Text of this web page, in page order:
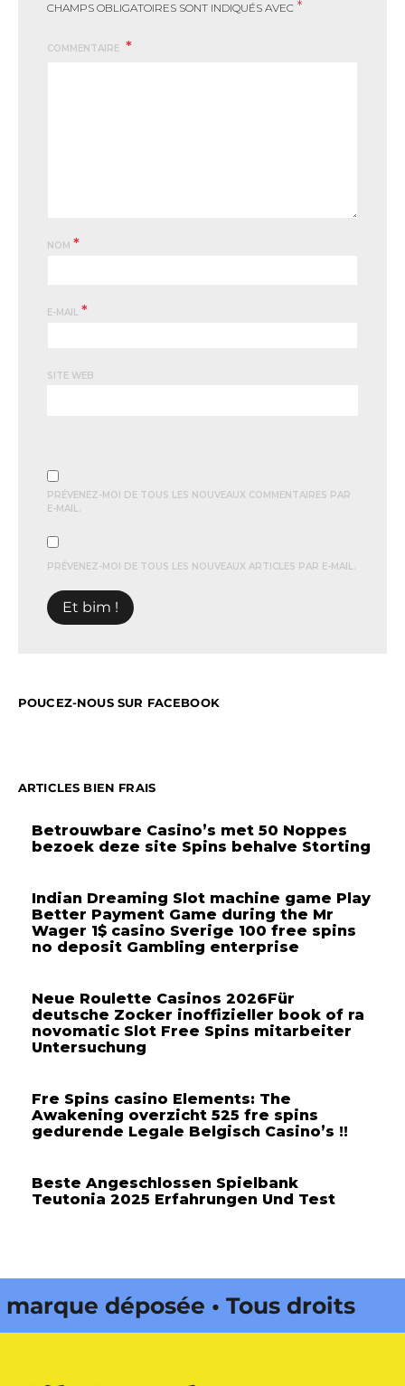
CHAMPS OBLIGATOIRES SONT INDIQUÉS AVEC *
COMMENTAIRE
NOM *
E-MAIL *
SITE WEB
PRÉVENEZ-MOI DE TOUS LES NOUVEAUX COMMENTAIRES PAR
E-MAIL.
PRÉVENEZ-MOI DE TOUS LES NOUVEAUX ARTICLES PAR E-MAIL.
POUCEZ-NOUS SUR FACEBOOK
ARTICLES BIEN FRAIS
Betrouwbare Casino’s met 50 Noppes
bezoek deze site Spins behalve Storting
Indian Dreaming Slot machine game Play
Better Payment Game during the Mr
Wager 1$ casino Sverige 100 free spins
no deposit Gambling enterprise
Neue Roulette Casinos 2026Für
deutsche Zocker inoffizieller book of ra
novomatic Slot Free Spins mitarbeiter
Untersuchung
Fre Spins casino Elements: The
Awakening overzicht 525 fre spins
gedurende Legale Belgisch Casino’s !!
Beste Angeschlossen Spielbank
Teutonia 2025 Erfahrungen Und Test
déposée • Tous droits